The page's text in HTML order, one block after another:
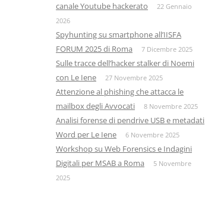
canale Youtube hackerato
22 Gennaio
2026
Spyhunting su smartphone all’IISFA
FORUM 2025 di Roma
7 Dicembre 2025
Sulle tracce dell’hacker stalker di Noemi
con Le Iene
27 Novembre 2025
Attenzione al phishing che attacca le
mailbox degli Avvocati
8 Novembre 2025
Analisi forense di pendrive USB e metadati
Word per Le Iene
6 Novembre 2025
Workshop su Web Forensics e Indagini
Digitali per MSAB a Roma
5 Novembre
2025